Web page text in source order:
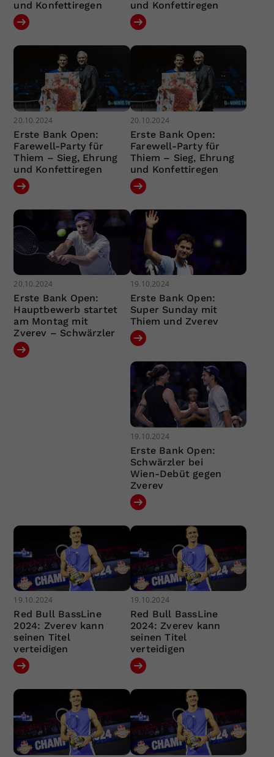
und Konfettiregen und Konfettiregen
20.10.2024
Erste Bank Open:
Farewell-Party für
Thiem – Sieg, Ehrung
und Konfettiregen
20.10.2024
Erste Bank Open:
Farewell-Party für
Thiem – Sieg, Ehrung
und Konfettiregen
20.10.2024
Erste Bank Open:
Hauptbewerb startet
am Montag mit
Zverev – Schwärzler
19.10.2024
Erste Bank Open:
Super Sunday mit
Thiem und Zverev
19.10.2024
Erste Bank Open:
Schwärzler bei
Wien-Debüt gegen
Zverev
19.10.2024
Red Bull BassLine
2024: Zverev kann
seinen Titel
verteidigen
19.10.2024
Red Bull BassLine
2024: Zverev kann
seinen Titel
verteidigen